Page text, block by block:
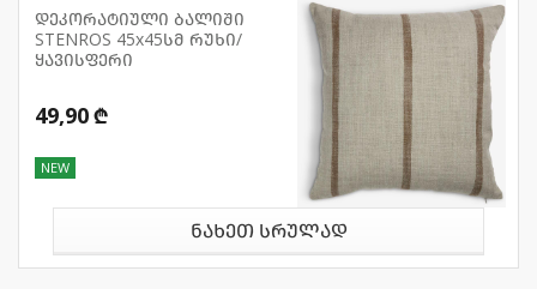
დეკორატიული ბალიში
STENROS 45x45სმ რუხი/
ყავისფერი
49,90 ₾
NEW
ნახეთ სრულად